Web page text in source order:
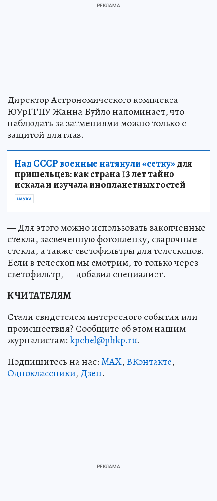
Директор Астрономического комплекса
ЮУрГГПУ Жанна Буйло напоминает, что
наблюдать за затмениями можно только с
защитой для глаз.
Над СССР военные натянули «сетку»для
пришельцев: как страна 13 лет тайно
искала и изучала инопланетных гостей
НАУКА
— Для этого можно использовать закопченные
стекла, засвеченную фотопленку, сварочные
стекла, а также светофильтры для телескопов.
Если в телескоп мы смотрим, то только через
светофильтр, — добавил специалист.
К ЧИТАТЕЛЯМ
Стали свидетелем интересного события или
происшествия? Сообщите об этом нашим
журналистам:kpchel@phkp.ru.
Подпишитесь на нас:MAX, ВКонтакте,
Одноклассники, Дзен.